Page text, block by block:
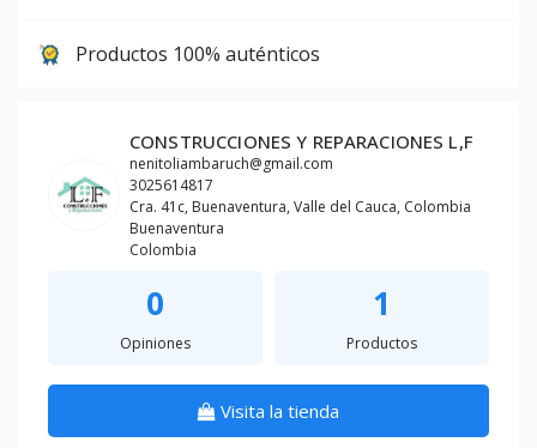
Productos 100% auténticos
CONSTRUCCIONES Y REPARACIONES L,F
nenitoliambaruch@gmail.com
3025614817
Cra. 41c, Buenaventura, Valle del Cauca, Colombia
Buenaventura
Colombia
0
Opiniones
1
Productos
Visita la tienda